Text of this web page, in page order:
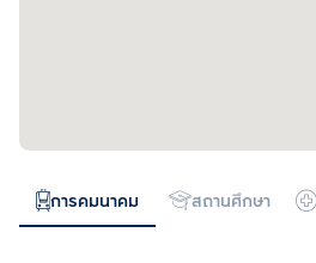
การคมนาคม สถานศึกษา